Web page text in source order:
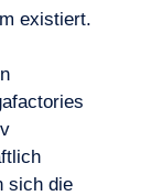
existiert.
sich die